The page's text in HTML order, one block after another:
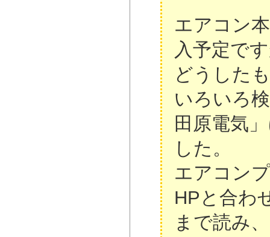
エアコン
入予定で
どうした
いろいろ
田原電気
した。
エアコン
HPと合わ
まで読み